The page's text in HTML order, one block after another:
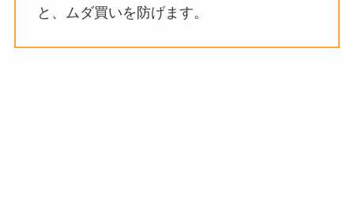
と、ムダ買いを防げます。